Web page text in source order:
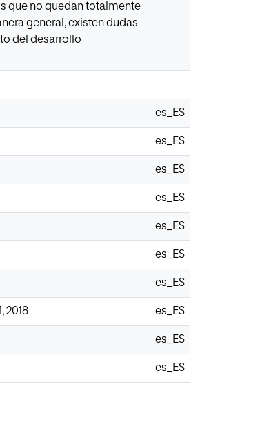
que no quedan totalmente
general, existen dudas
del desarrollo
es_ES
es_ES
es_ES
es_ES
es_ES
es_ES
es_ES
2018 es_ES
es_ES
es_ES